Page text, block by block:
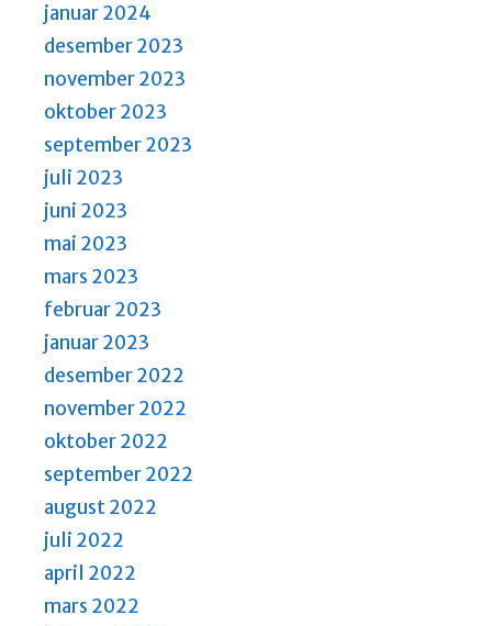
januar 2024
desember 2023
november 2023
oktober 2023
september 2023
juli 2023
juni 2023
mai 2023
mars 2023
februar 2023
januar 2023
desember 2022
november 2022
oktober 2022
september 2022
august 2022
juli 2022
april 2022
mars 2022